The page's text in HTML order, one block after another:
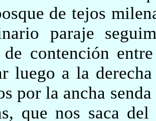
de tejos
paraje
de contención
luego a la
por la ancha
que nos saca